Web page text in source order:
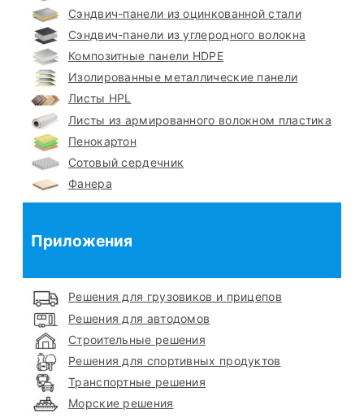
Сэндвич-панели из оцинкованной стали
Сэндвич-панели из углеродного волокна
Композитные панели HDPE
Изолированные металлические панели
Листы HPL
Листы из армированного волокном пластика
Пенокартон
Сотовый сердечник
Фанера
Приложения
Решения для грузовиков и прицепов
Решения для автодомов
Строительные решения
Решения для спортивных продуктов
Транспортные решения
Морские решения